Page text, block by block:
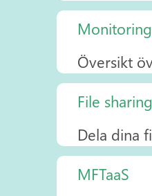
Översikt
File
Dela dina
MFTaaS